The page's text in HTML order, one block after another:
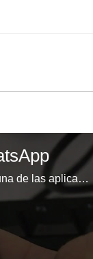
Un grupo de hackers halló una falla de seguridad en WhatsApp, una de las aplicaciones de mensajería más utilizadas del mundo, e instaló un programa espía en teléfonos, afirmó el martes la compañía.